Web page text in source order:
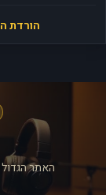
הורדת
האתר